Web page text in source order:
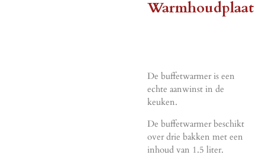
Warmhoudplaat
De buffetwarmer is een
echte aanwinst in de
keuken.
De buffetwarmer beschikt
over drie bakken met een
inhoud van 1.5 liter.